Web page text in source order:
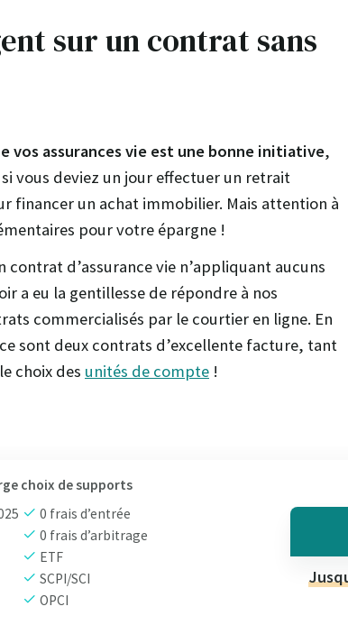
sur un contrat sans
vos assurances vie est une bonne initiative,
vous deviez un jour effectuer un retrait
financer un achat immobilier. Mais attention à
pour votre épargne !
d’assurance vie n’appliquant aucuns
a eu la gentillesse de répondre à nos
commercialisés par le courtier en ligne. En
sont deux contrats d’excellente facture, tant
choix des unités de compte !
choix de supports
0 frais d’entrée
0 frais d’arbitrage
ETF
SCPI/SCI
OPCI